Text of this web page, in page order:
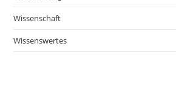
Wissenschaft
Wissenswertes